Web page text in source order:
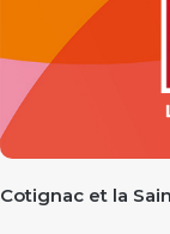
Cotignac et la